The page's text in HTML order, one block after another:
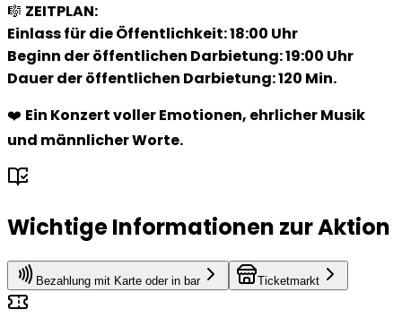
🎼 ZEITPLAN:
Einlass für die Öffentlichkeit: 18:00 Uhr
Beginn der öffentlichen Darbietung: 19:00 Uhr
Dauer der öffentlichen Darbietung: 120 Min.
❤️ Ein Konzert voller Emotionen, ehrlicher Musik
und männlicher Worte.
Wichtige Informationen zur Aktion
Bezahlung mit Karte oder in bar Ticketmarkt